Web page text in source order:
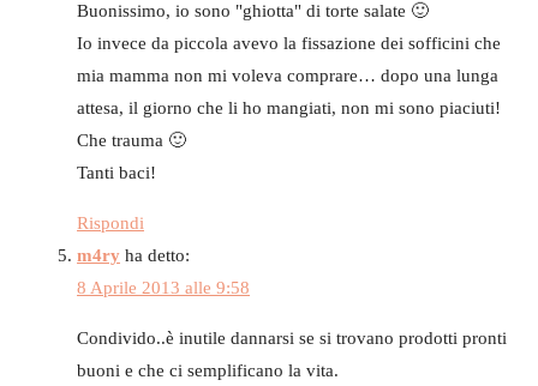
Buonissimo, io sono "ghiotta" di torte salate 🙂
Io invece da piccola avevo la fissazione dei sofficini che
mia mamma non mi voleva comprare… dopo una lunga
attesa, il giorno che li ho mangiati, non mi sono piaciuti!
Che trauma 🙂
Tanti baci!
Rispondi
m4ry ha detto:
8 Aprile 2013 alle 9:58
Condivido..è inutile dannarsi se si trovano prodotti pronti
buoni e che ci semplificano la vita.